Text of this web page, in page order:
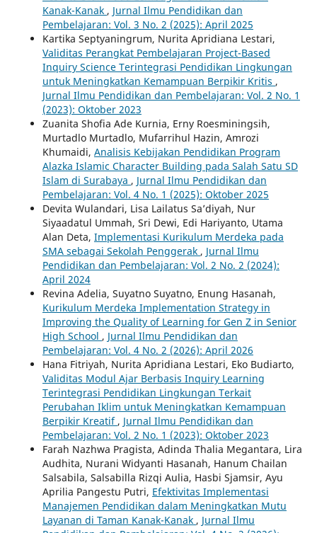
Kanak-Kanak , Jurnal Ilmu Pendidikan dan
Pembelajaran: Vol. 3 No. 2 (2025): April 2025
Kartika Septyaningrum, Nurita Apridiana Lestari,
Validitas Perangkat Pembelajaran Project-Based
Inquiry Science Terintegrasi Pendidikan Lingkungan
untuk Meningkatkan Kemampuan Berpikir Kritis ,
Jurnal Ilmu Pendidikan dan Pembelajaran: Vol. 2 No. 1
(2023): Oktober 2023
Zuanita Shofia Ade Kurnia, Erny Roesminingsih,
Murtadlo Murtadlo, Mufarrihul Hazin, Amrozi
Khumaidi, Analisis Kebijakan Pendidikan Program
Alazka Islamic Character Building pada Salah Satu SD
Islam di Surabaya , Jurnal Ilmu Pendidikan dan
Pembelajaran: Vol. 4 No. 1 (2025): Oktober 2025
Devita Wulandari, Lisa Lailatus Sa’diyah, Nur
Siyaadatul Ummah, Sri Dewi, Edi Hariyanto, Utama
Alan Deta, Implementasi Kurikulum Merdeka pada
SMA sebagai Sekolah Penggerak , Jurnal Ilmu
Pendidikan dan Pembelajaran: Vol. 2 No. 2 (2024):
April 2024
Revina Adelia, Suyatno Suyatno, Enung Hasanah,
Kurikulum Merdeka Implementation Strategy in
Improving the Quality of Learning for Gen Z in Senior
High School , Jurnal Ilmu Pendidikan dan
Pembelajaran: Vol. 4 No. 2 (2026): April 2026
Hana Fitriyah, Nurita Apridiana Lestari, Eko Budiarto,
Validitas Modul Ajar Berbasis Inquiry Learning
Terintegrasi Pendidikan Lingkungan Terkait
Perubahan Iklim untuk Meningkatkan Kemampuan
Berpikir Kreatif , Jurnal Ilmu Pendidikan dan
Pembelajaran: Vol. 2 No. 1 (2023): Oktober 2023
Farah Nazhwa Pragista, Adinda Thalia Megantara, Lira
Audhita, Nurani Widyanti Hasanah, Hanum Chailan
Salsabila, Salsabilla Rizqi Aulia, Hasbi Sjamsir, Ayu
Aprilia Pangestu Putri, Efektivitas Implementasi
Manajemen Pendidikan dalam Meningkatkan Mutu
Layanan di Taman Kanak-Kanak , Jurnal Ilmu